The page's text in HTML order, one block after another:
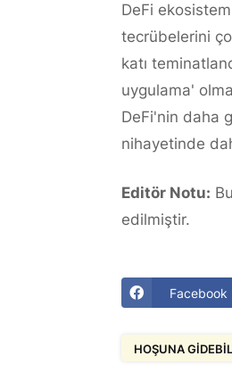
DeFi
tecrübelerini
katı
uygulama'
DeFi'nin daha
nihayetinde
Editör Notu:
edilmiştir.
Facebook
HOŞUNA